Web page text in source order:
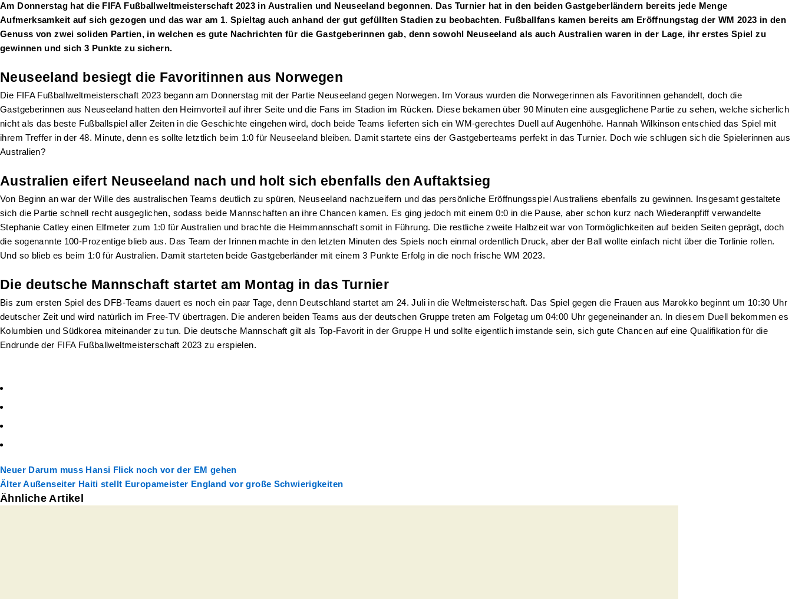
Am Donnerstag hat die FIFA Fußballweltmeisterschaft 2023 in Australien und Neuseeland begonnen. Das Turnier hat in den beiden Gastgeberländern bereits jede Menge
Aufmerksamkeit auf sich gezogen und das war am 1. Spieltag auch anhand der gut gefüllten Stadien zu beobachten. Fußballfans kamen bereits am Eröffnungstag der WM 2023 in den
Genuss von zwei soliden Partien, in welchen es gute Nachrichten für die Gastgeberinnen gab, denn sowohl Neuseeland als auch Australien waren in der Lage, ihr erstes Spiel zu
gewinnen und sich 3 Punkte zu sichern.
Neuseeland besiegt die Favoritinnen aus Norwegen
Die FIFA Fußballweltmeisterschaft 2023 begann am Donnerstag mit der Partie Neuseeland gegen Norwegen. Im Voraus wurden die Norwegerinnen als Favoritinnen gehandelt, doch die
Gastgeberinnen aus Neuseeland hatten den Heimvorteil auf ihrer Seite und die Fans im Stadion im Rücken. Diese bekamen über 90 Minuten eine ausgeglichene Partie zu sehen, welche sicherlich
nicht als das beste Fußballspiel aller Zeiten in die Geschichte eingehen wird, doch beide Teams lieferten sich ein WM-gerechtes Duell auf Augenhöhe. Hannah Wilkinson entschied das Spiel mit
ihrem Treffer in der 48. Minute, denn es sollte letztlich beim 1:0 für Neuseeland bleiben. Damit startete eins der Gastgeberteams perfekt in das Turnier. Doch wie schlugen sich die Spielerinnen aus
Australien?
Australien eifert Neuseeland nach und holt sich ebenfalls den Auftaktsieg
Von Beginn an war der Wille des australischen Teams deutlich zu spüren, Neuseeland nachzueifern und das persönliche Eröffnungsspiel Australiens ebenfalls zu gewinnen. Insgesamt gestaltete
sich die Partie schnell recht ausgeglichen, sodass beide Mannschaften an ihre Chancen kamen. Es ging jedoch mit einem 0:0 in die Pause, aber schon kurz nach Wiederanpfiff verwandelte
Stephanie Catley einen Elfmeter zum 1:0 für Australien und brachte die Heimmannschaft somit in Führung. Die restliche zweite Halbzeit war von Tormöglichkeiten auf beiden Seiten geprägt, doch
die sogenannte 100-Prozentige blieb aus. Das Team der Irinnen machte in den letzten Minuten des Spiels noch einmal ordentlich Druck, aber der Ball wollte einfach nicht über die Torlinie rollen.
Und so blieb es beim 1:0 für Australien. Damit starteten beide Gastgeberländer mit einem 3 Punkte Erfolg in die noch frische WM 2023.
Die deutsche Mannschaft startet am Montag in das Turnier
Bis zum ersten Spiel des DFB-Teams dauert es noch ein paar Tage, denn Deutschland startet am 24. Juli in die Weltmeisterschaft. Das Spiel gegen die Frauen aus Marokko beginnt um 10:30 Uhr
deutscher Zeit und wird natürlich im Free-TV übertragen. Die anderen beiden Teams aus der deutschen Gruppe treten am Folgetag um 04:00 Uhr gegeneinander an. In diesem Duell bekommen es
Kolumbien und Südkorea miteinander zu tun. Die deutsche Mannschaft gilt als Top-Favorit in der Gruppe H und sollte eigentlich imstande sein, sich gute Chancen auf eine Qualifikation für die
Endrunde der FIFA Fußballweltmeisterschaft 2023 zu erspielen.
Neuer Darum muss Hansi Flick noch vor der EM gehen
ÄlterAußenseiter Haiti stellt Europameister England vor große Schwierigkeiten
Ähnliche Artikel